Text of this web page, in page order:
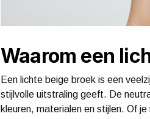
Waarom een
Een lichte beige broek is een
stijlvolle uitstraling geeft. De
kleuren, materialen en stijlen. Of